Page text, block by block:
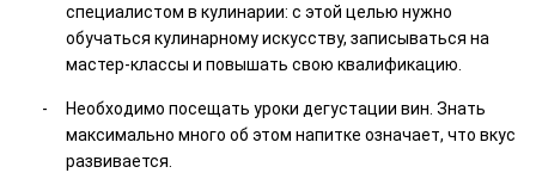
специалистом в кулинарии: с этой целью нужно
обучаться кулинарному искусству, записываться на
мастер-классы и повышать свою квалификацию.
Необходимо посещать уроки дегустации вин. Знать
максимально много об этом напитке означает, что вкус
развивается.